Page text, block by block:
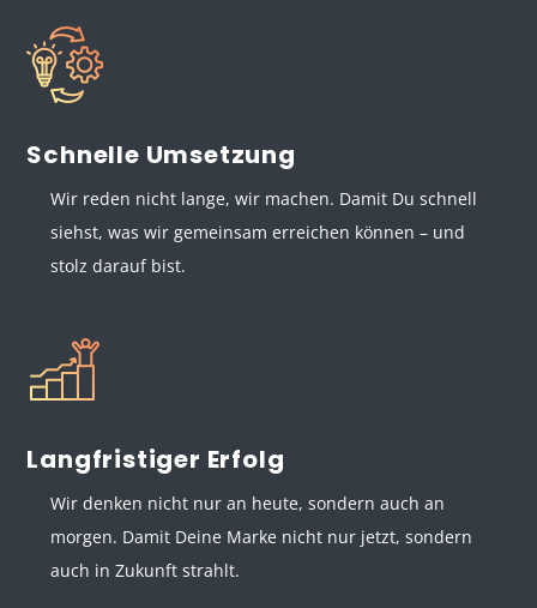
Schnelle Umsetzung
Wir reden nicht lange, wir machen. Damit Du schnell
siehst, was wir gemeinsam erreichen können – und
stolz darauf bist.
Langfristiger Erfolg
Wir denken nicht nur an heute, sondern auch an
morgen. Damit Deine Marke nicht nur jetzt, sondern
auch in Zukunft strahlt.